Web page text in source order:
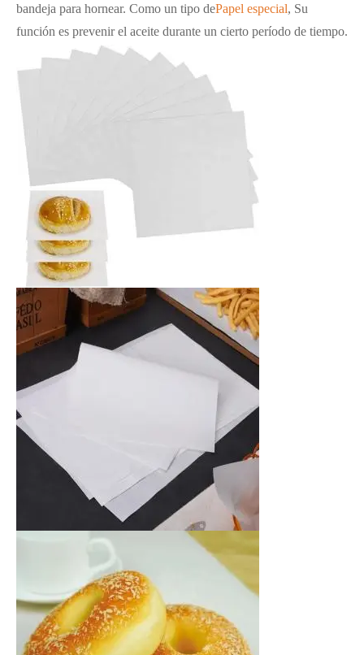
bandeja para hornear. Como un tipo dePapel especial, Su
función es prevenir el aceite durante un cierto período de tiempo.